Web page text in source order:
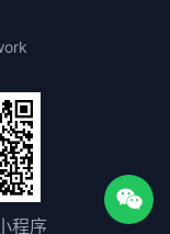
程序